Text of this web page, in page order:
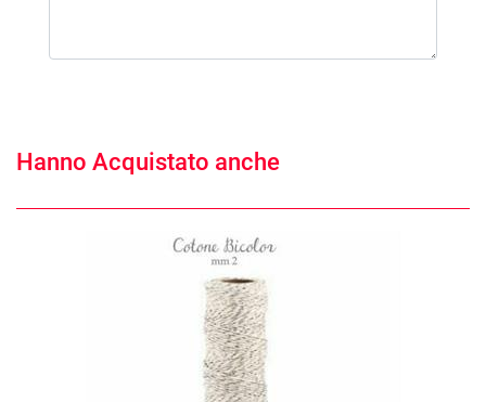
Hanno Acquistato anche